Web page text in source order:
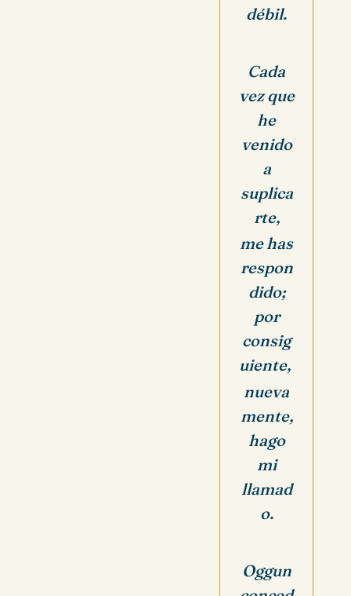
débil.
Cada
vez que
he
venido
a
suplica
rte,
me has
respon
dido;
por
consig
uiente,
nueva
mente,
hago
mi
llamad
o.
Oggun